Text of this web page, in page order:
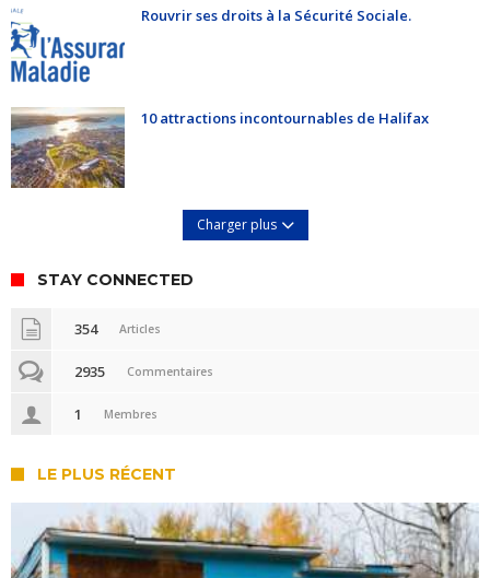
Rouvrir ses droits à la Sécurité Sociale.
10 attractions incontournables de Halifax
Charger plus
STAY CONNECTED
354 Articles
2935 Commentaires
1 Membres
LE PLUS RÉCENT